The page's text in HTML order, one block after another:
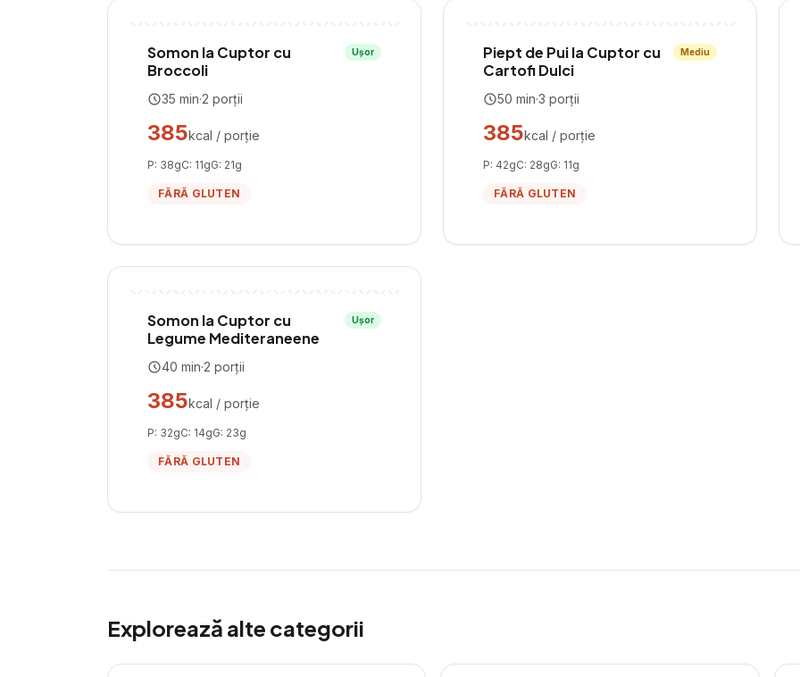
Somon la Cuptor cu
Broccoli
Ușor
35 min·2 porții
385kcal / porție
P: 38gC: 11gG: 21g
FĂRĂ GLUTEN
Piept de Pui la Cuptor cu
Cartofi Dulci
Mediu
50 min·3 porții
385kcal / porție
P: 42gC: 28gG: 11g
FĂRĂ GLUTEN
Somon la Cuptor cu
Legume Mediteraneene
Ușor
40 min·2 porții
385kcal / porție
P: 32gC: 14gG: 23g
FĂRĂ GLUTEN
Explorează alte categorii